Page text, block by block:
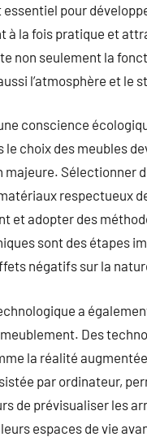
pour
à la fois pratique et
non seulement la
l’atmosphère et le
conscience
le choix des meubles
majeure. Sélectionner
respectueux
et adopter des
sont des étapes
négatifs sur la
a
Des
la réalité
par ordinateur,
de prévisualiser les
espaces de vie